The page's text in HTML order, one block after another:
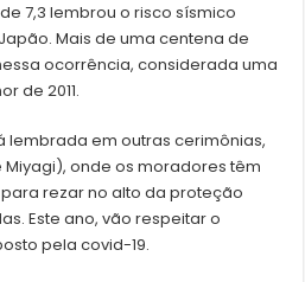
7,3 lembrou o risco sísmico
Mais de uma centena de
ocorrência, considerada uma
de 2011.
lembrada em outras cerimônias,
onde os moradores têm
rezar no alto da proteção
Este ano, vão respeitar o
pela covid-19.